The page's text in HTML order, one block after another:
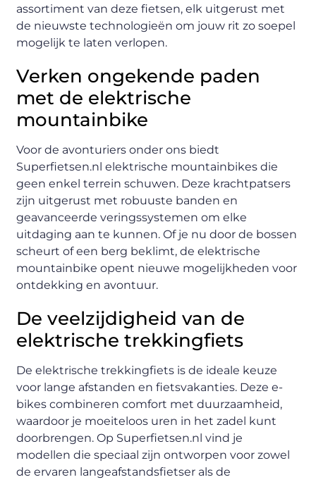
assortiment van deze fietsen, elk uitgerust met
de nieuwste technologieën om jouw rit zo soepel
mogelijk te laten verlopen.
Verken ongekende paden
met de elektrische
mountainbike
Voor de avonturiers onder ons biedt
Superfietsen.nl elektrische mountainbikes die
geen enkel terrein schuwen. Deze krachtpatsers
zijn uitgerust met robuuste banden en
geavanceerde veringssystemen om elke
uitdaging aan te kunnen. Of je nu door de bossen
scheurt of een berg beklimt, de elektrische
mountainbike opent nieuwe mogelijkheden voor
ontdekking en avontuur.
De veelzijdigheid van de
elektrische trekkingfiets
De elektrische trekkingfiets is de ideale keuze
voor lange afstanden en fietsvakanties. Deze e-
bikes combineren comfort met duurzaamheid,
waardoor je moeiteloos uren in het zadel kunt
doorbrengen. Op Superfietsen.nl vind je
modellen die speciaal zijn ontworpen voor zowel
de ervaren langeafstandsfietser als de